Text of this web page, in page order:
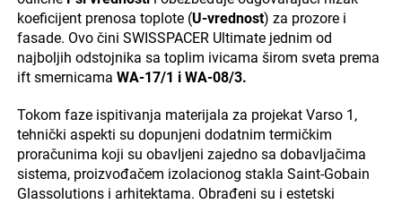
koeficijent prenosa toplote (U-vrednost) za prozore i
fasade. Ovo čini SWISSPACER Ultimate jednim od
najboljih odstojnika sa toplim ivicama širom sveta prema
ift smernicama WA-17/1 i WA-08/3.
Tokom faze ispitivanja materijala za projekat Varso 1,
tehnički aspekti su dopunjeni dodatnim termičkim
proračunima koji su obavljeni zajedno sa dobavljačima
sistema, proizvođačem izolacionog stakla Saint-Gobain
Glassolutions i arhitektama. Obrađeni su i estetski